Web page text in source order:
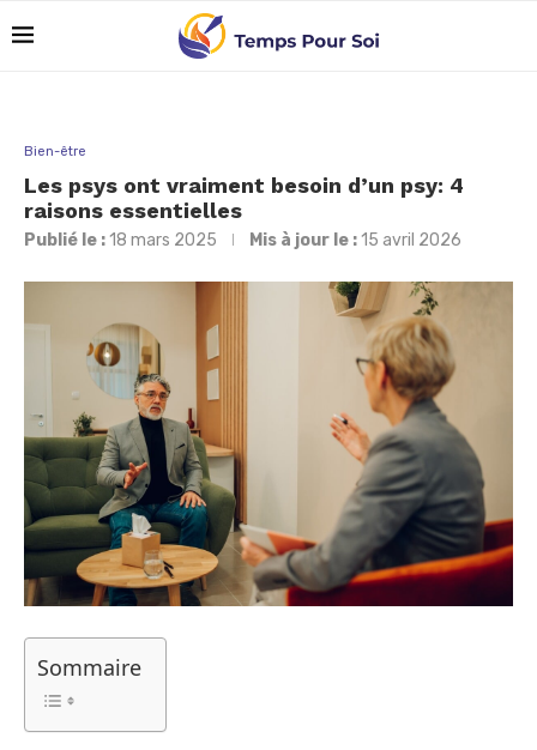
Bien-être
Les psys ont vraiment besoin d’un psy: 4
raisons essentielles
Publié le : 18 mars 2025 Mis à jour le : 15 avril 2026
Sommaire